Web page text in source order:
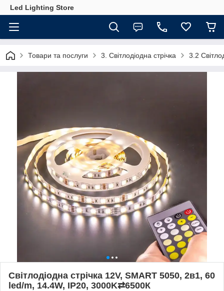
Led Lighting Store
Товари та послуги 3. Світлодіодна стрічка 3.2
Світлодіодна стрічка 12V, SMART 5050, 2в1, 60
led/m, 14.4W, IP20, 3000K⇄6500К